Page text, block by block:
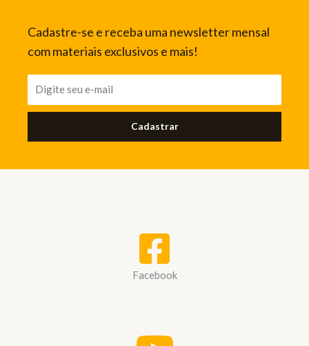
Cadastre-se e receba uma newsletter mensal
com materiais exclusivos e mais!
Cadastrar
Facebook